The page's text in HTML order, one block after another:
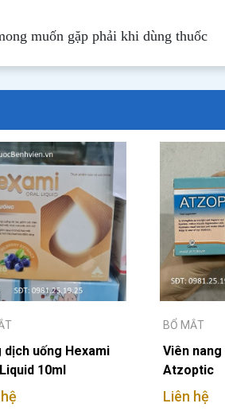
muốn gặp phải khi dùng thuốc
dịch uống Hexami
10ml
BỔ MẮT
Viên
Atzoptic
Liên hệ